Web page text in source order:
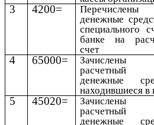
3 4200=
Перечислены
денежные
специального
банке на
счет
4 65000=
расчетный
денежные
находившиеся в
5 45020=
расчетный
денежные